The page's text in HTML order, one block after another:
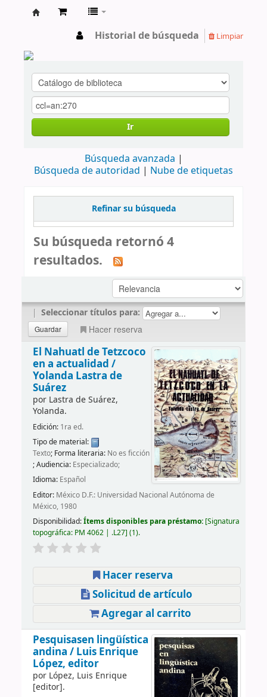
Historial de búsqueda Limpiar
Ir
Búsqueda avanzada
Búsqueda de autoridad
Nube de etiquetas
Refinar su búsqueda
Su búsqueda retornó 4
resultados.
| Seleccionar títulos para:
Hacer reserva
El Nahuatl de Tetzcoco
en a actualidad /
Yolanda Lastra de
Suárez
por Lastra de Suárez,
Yolanda.
Edición: 1ra ed.
Tipo de material:
Texto; Forma literaria: No es ficción
; Audiencia: Especializado;
Idioma: Español
Editor: México D.F.: Universidad Nacional Autónoma de
México, 1980
Disponibilidad:Ítems disponibles para préstamo: Signatura
topográfica: PM 4062 | .L27 (1).
Hacer reserva
Solicitud de artículo
Agregar al carrito
Pesquisasen lingüística
andina / Luis Enrique
López, editor
por López, Luis Enrique
[editor].